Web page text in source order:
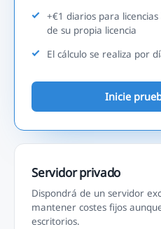
+€1 diarios para
de su propia licencia
El cálculo se realiza por
Inicie
Servidor privado
Dispondrá de un servidor
mantener costes fijos
escritorios.